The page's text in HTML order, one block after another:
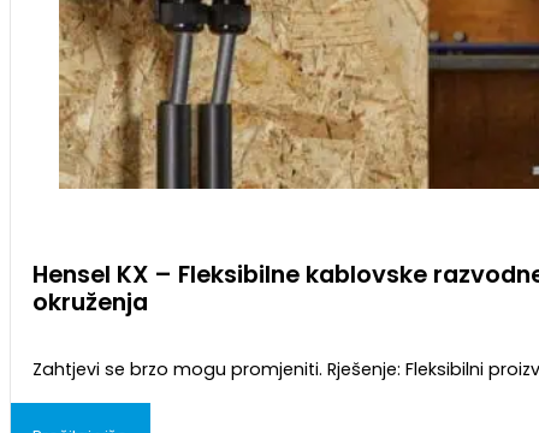
Hensel KX – Fleksibilne kablovske
okruženja
Zahtjevi se brzo mogu promjeniti. Rješenje: Fleksibilni